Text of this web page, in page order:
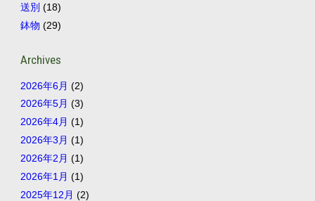
送別 (18)
鉢物 (29)
Archives
2026年6月 (2)
2026年5月 (3)
2026年4月 (1)
2026年3月 (1)
2026年2月 (1)
2026年1月 (1)
2025年12月 (2)